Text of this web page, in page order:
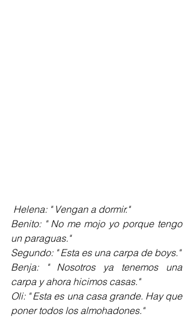
Helena: " Vengan a dormir."
Benito: " No me mojo yo porque tengo
un paraguas."
Segundo: " Esta es una carpa de boys."
Benja: " Nosotros ya tenemos una
carpa y ahora hicimos casas."
Oli: " Esta es una casa grande. Hay que
poner todos los almohadones."